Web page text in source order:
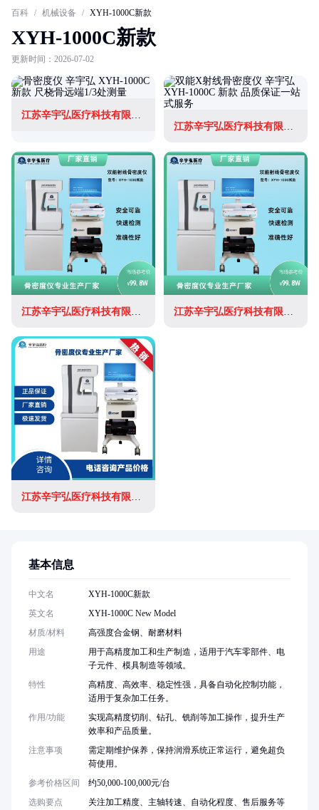
百科 / 机械设备 / XYH-1000C新款
XYH-1000C新款
更新时间：2026-07-02
江苏辛宇弘医疗科技有限公司
江苏辛宇弘医疗科技有限公司
江苏辛宇弘医疗科技有限公司 江苏辛宇弘医疗科技有限公司
江苏辛宇弘医疗科技有限公司
基本信息
中文名
XYH-1000C新款
英文名
XYH-1000C New Model
材质/材料
高强度合金钢、耐磨材料
用途
用于高精度加工和生产制造，适用于汽车零部件、电
子元件、模具制造等领域。
特性
高精度、高效率、稳定性强，具备自动化控制功能，
适用于复杂加工任务。
作用/功能
实现高精度切削、钻孔、铣削等加工操作，提升生产
效率和产品质量。
注意事项
需定期维护保养，保持润滑系统正常运行，避免超负
荷使用。
参考价格区间
约50,000-100,000元/台
选购要点
关注加工精度、主轴转速、自动化程度、售后服务等